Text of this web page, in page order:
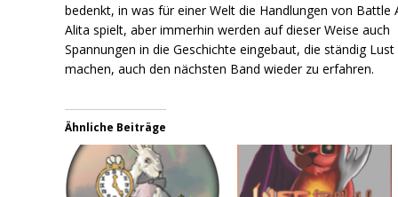
bedenkt, in was für einer Welt die Handlungen von Battle
Alita spielt, aber immerhin werden auf dieser Weise auch
Spannungen in die Geschichte eingebaut, die ständig Lust
machen, auch den nächsten Band wieder zu erfahren.
Ähnliche Beiträge